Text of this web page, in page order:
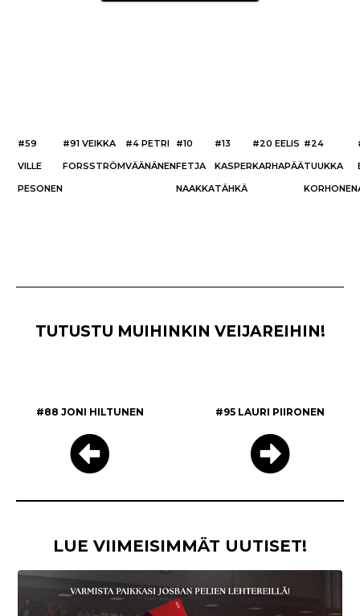
#59
VILLE
PESONEN
#91 VEIKKA
FORSSTRÖM
#4 PETRI
VÄÄNÄNEN
#10
FETJA
NAAKKA
#13
KASPER
TÄHKÄ
#20 EELIS
KARHAPÄÄ
#24
TUUKKA
KORHONEN
TUTUSTU MUIHINKIN VEIJAREIHIN!
#88 JONI HILTUNEN #95 LAURI PIIRONEN
LUE VIIMEISIMMÄT UUTISET!